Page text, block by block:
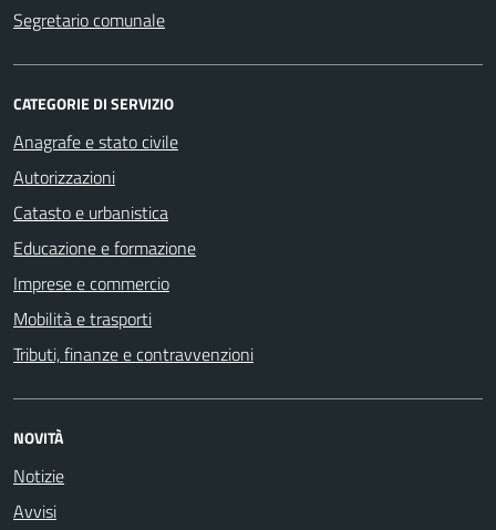
Segretario comunale
CATEGORIE DI SERVIZIO
Anagrafe e stato civile
Autorizzazioni
Catasto e urbanistica
Educazione e formazione
Imprese e commercio
Mobilità e trasporti
Tributi, finanze e contravvenzioni
NOVITÀ
Notizie
Avvisi